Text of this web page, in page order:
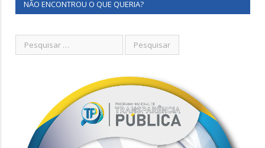
NÃO ENCONTROU O QUE QUERIA?